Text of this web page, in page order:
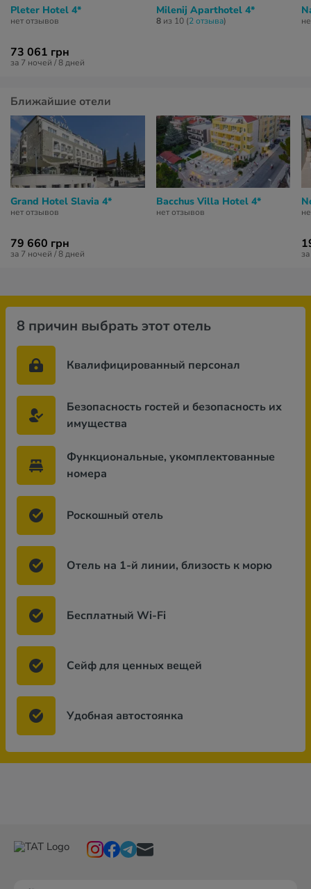
Pleter Hotel 4*
нет отзывов
73 061 грн
за 7 ночей / 8 дней
Milenij Aparthotel 4*
8из 10 (2 отзывa)
Ближайшие отели
Grand Hotel Slavia 4*
нет отзывов
79 660 грн
за 7 ночей / 8 дней
Bacchus Villa Hotel 4*
нет отзывов
8 причин выбрать этот отель
Квалифицированный персонал
Безопасность гостей и безопасность их
имущества
Функциональные, укомплектованные
номера
Роскошный отель
Отель на 1-й линии, близость к морю
Бесплатный Wi-Fi
Сейф для ценных вещей
Удобная автостоянка